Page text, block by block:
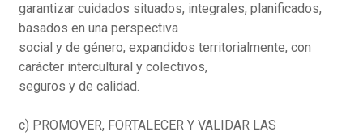
garantizar cuidados situados, integrales, planificados,
basados en una perspectiva
social y de género, expandidos territorialmente, con
carácter intercultural y colectivos,
seguros y de calidad.
c) PROMOVER, FORTALECER Y VALIDAR LAS